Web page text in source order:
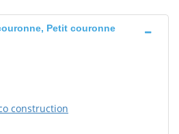
Petit couronne
construction